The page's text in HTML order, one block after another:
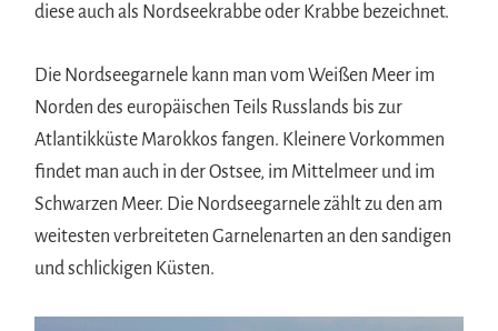
diese auch als Nordseekrabbe oder Krabbe bezeichnet.
Die Nordseegarnele kann man vom Weißen Meer im
Norden des europäischen Teils Russlands bis zur
Atlantikküste Marokkos fangen. Kleinere Vorkommen
findet man auch in der Ostsee, im Mittelmeer und im
Schwarzen Meer. Die Nordseegarnele zählt zu den am
weitesten verbreiteten Garnelenarten an den sandigen
und schlickigen Küsten.